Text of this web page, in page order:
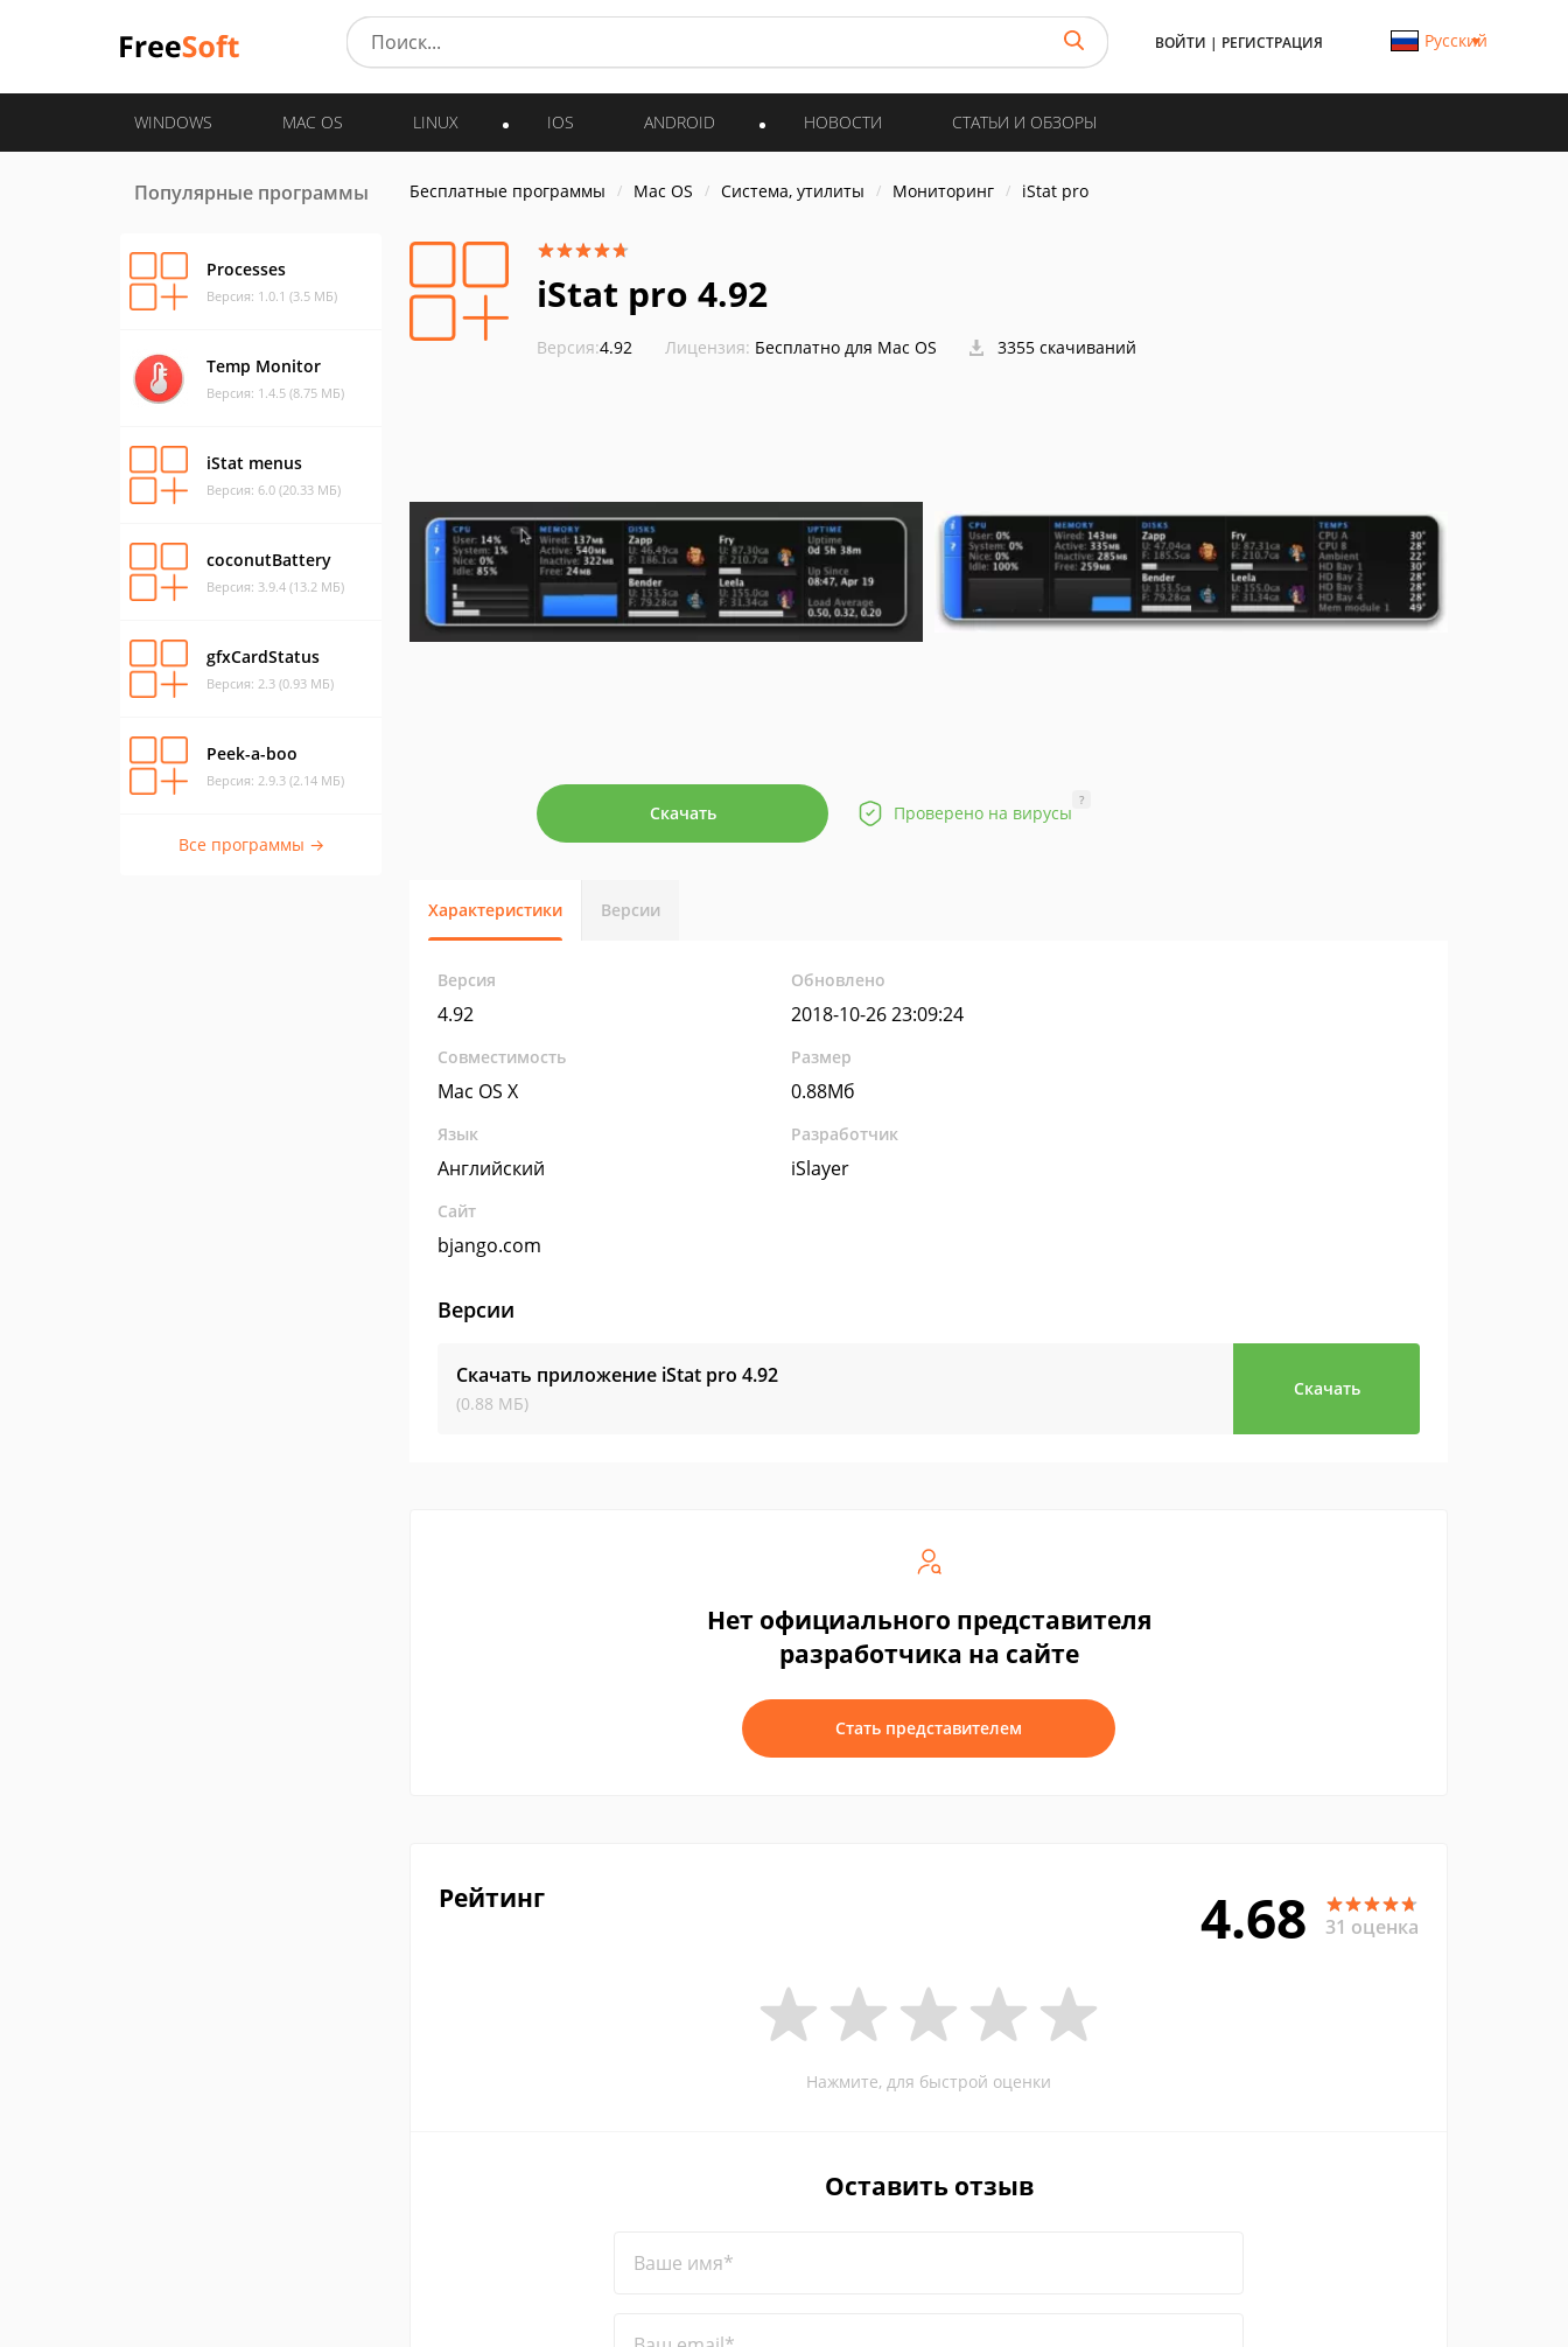
ВОЙТИ | РЕГИСТРАЦИЯ Русский
WINDOWS MAC OS LINUX IOS ANDROID НОВОСТИ СТАТЬИ И ОБЗОРЫ
Популярные программы
Processes
Версия: 1.0.1 (3.5 МБ)
Temp Monitor
Версия: 1.4.5 (8.75 МБ)
iStat menus
Версия: 6.0 (20.33 МБ)
coconutBattery
Версия: 3.9.4 (13.2 МБ)
gfxCardStatus
Версия: 2.3 (0.93 МБ)
Peek-a-boo
Версия: 2.9.3 (2.14 МБ)
Все программы →
Бесплатные программы Mac OS Система, утилиты Мониторинг iStat pro
iStat pro 4.92
Версия:4.92 Лицензия: Бесплатно для Mac OS 3355 скачиваний
Скачать Проверено на вирусы
?
Характеристики Версии
Версия
4.92
Обновлено
2018-10-26 23:09:24
Совместимость
Mac OS X
Размер
0.88Мб
Язык
Английский
Разработчик
iSlayer
Сайт
bjango.com
Версии
Скачать приложение iStat pro 4.92
(0.88 МБ)
Скачать
Нет официального представителя
разработчика на сайте
Стать представителем
Рейтинг 4.68 31 оценка
Нажмите, для быстрой оценки
Оставить отзыв
Ваше имя*